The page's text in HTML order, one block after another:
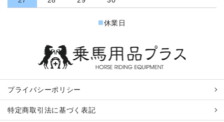
■休業日
プライバシーポリシー
特定商取引法に基づく表記